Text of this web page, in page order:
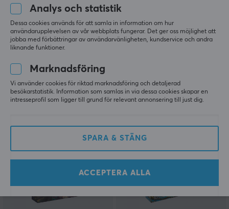
Hasbro
Monopoly Classic 90-
årsjubileumsutgåvan -
Brädspel (SE)
(0)
Exploding Kittens: The
Board Game - Super Fan
(0)
Analys och statistik
Dessa cookies används för att samla in information om hur
användarupplevelsen av vår webbplats fungerar. Det ger oss möjlighet att
jobba med förbättringar av användarvänligheten, kundservice och andra
liknande funktioner.
Marknadsföring
Vi använder cookies för riktad marknadsföring och detaljerad
besökarstatistik. Information som samlas in via dessa cookies skapar en
intresseprofil som ligger till grund för relevant annonsering till just dig.
SPARA & STÄNG
ACCEPTERA ALLA